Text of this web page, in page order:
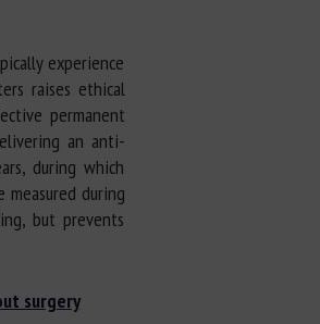
experience
raises ethical
permanent
an anti-
during which
during
but prevents
surgery